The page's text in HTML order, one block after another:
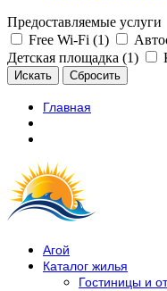
Предоставляемые услуги
Free Wi-Fi (1)
Детская площадка (1)
Главная
Агой
Каталог жилья
Гостиницы и